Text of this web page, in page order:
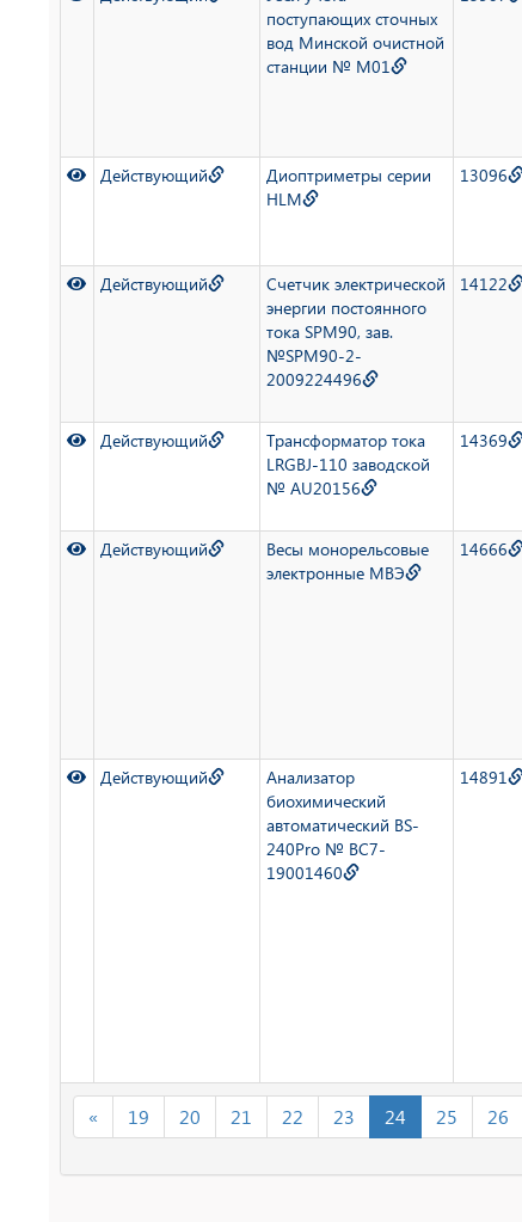
поступающих сточных
вод Минской очистной
станции № М01
Действующий
Диоптриметры серии
HLM
13096
Действующий
Счетчик электрической
энергии постоянного
тока SPM90, зав.
№SPM90-2-
2009224496
14122
Действующий
Трансформатор тока
LRGBJ-110 заводской
№ AU20156
14369
Действующий
Весы монорельсовые
электронные МВЭ
14666
Действующий
Анализатор
биохимический
автоматический BS-
240Pro № BC7-
19001460
14891
« 19 20 21 22 23 24 25 26